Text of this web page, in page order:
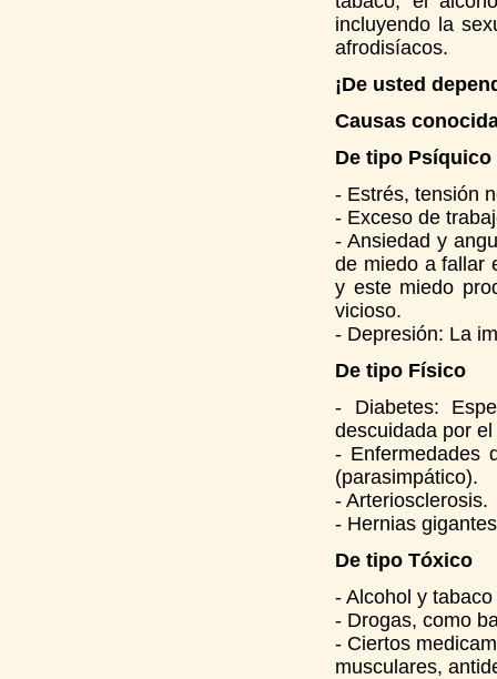
incluyendo la
afrodisíacos.
¡De usted
Causas
De tipo Psíquico
- Estrés, tensión
- Exceso de
- Ansiedad y
de miedo a fallar
y este miedo
vicioso.
- Depresión: La
De tipo Físico
- Diabetes:
descuidada por
- Enfermedades
(parasimpático).
- Arteriosclerosis.
- Hernias
De tipo Tóxico
- Alcohol y tabaco
- Drogas, como
- Ciertos
musculares,